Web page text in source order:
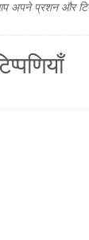
अपने प्रशन और